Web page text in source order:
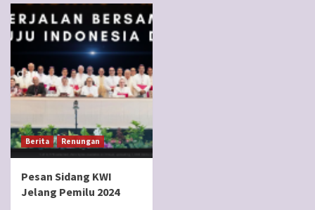
Berita Renungan
Pesan Sidang KWI
Jelang Pemilu 2024